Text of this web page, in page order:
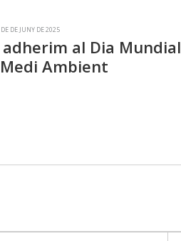
DE DE JUNY DE 2025
adherim al Dia Mundial
Ambient